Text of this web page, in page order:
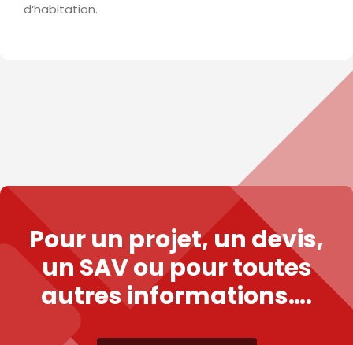
d‘habitation.
Pour un projet, un devis,
un SAV ou pour toutes
autres informations….